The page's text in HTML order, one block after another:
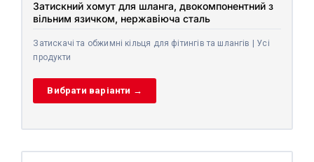
Затискний хомут для шланга, двокомпонентний з
вільним язичком, нержавіюча сталь
Затискачі та обжимні кільця для фітингів та шлангів | Усі
продукти
Вибрати варіанти →